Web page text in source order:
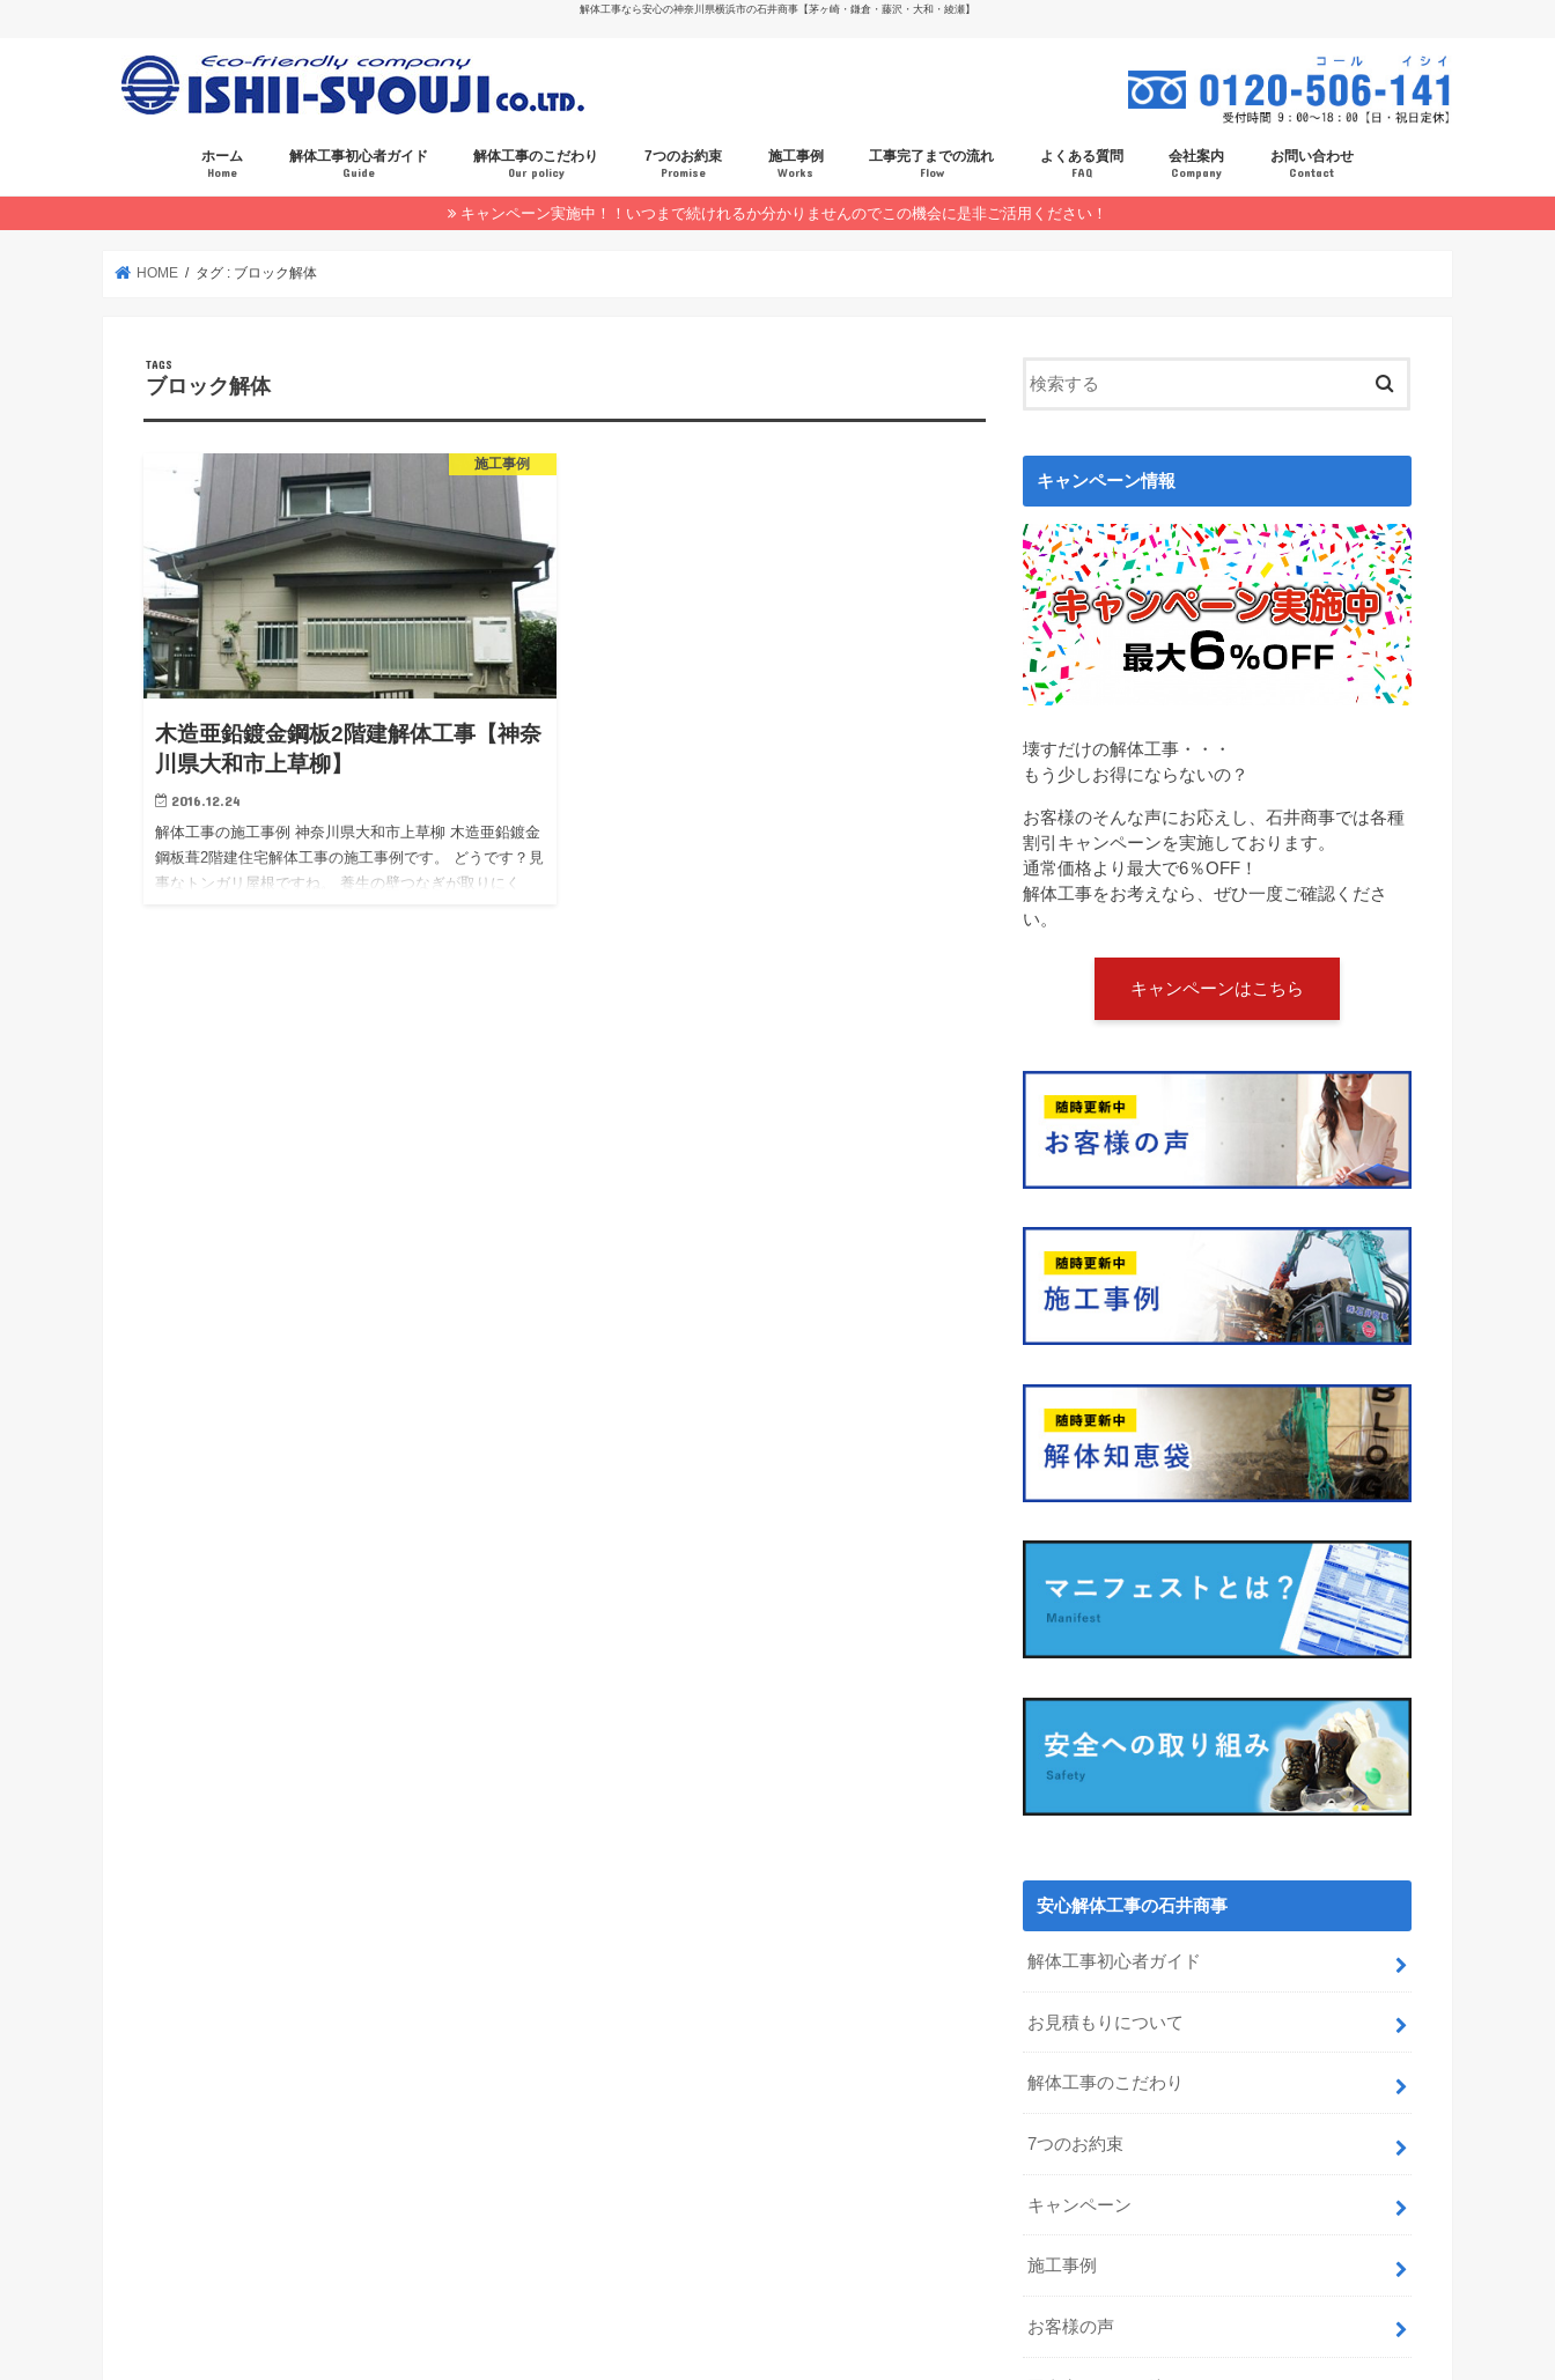
解体工事なら安心の神奈川県横浜市の石井商事【茅ヶ崎・鎌倉・藤沢・大和・綾瀬】
ホーム
Home
解体工事初心者ガイド
Guide
解体工事のこだわり
Our policy
7つのお約束
Promise
施工事例
Works
お客様の声
キャンペーン
工事完了までの流れ
Flow
よくある質問
FAQ
会社案内
Company
お問い合わせ
Contact
キャンペーン実施中！！いつまで続けれるか分かりませんのでこの機会に是非ご活用ください！
HOME タグ : ブロック解体
ブロック解体
施工事例
木造亜鉛鍍金鋼板2階建解体工事【神奈
川県大和市上草柳】
2016.12.24
解体工事の施工事例 神奈川県大和市上草柳 木造亜鉛鍍金
鋼板葺2階建住宅解体工事の施工事例です。 どうです？見
事なトンガリ屋根ですね。 養生の壁つなぎが取りにく
キャンペーン情報
壊すだけの解体工事・・・
もう少しお得にならないの？
お客様のそんな声にお応えし、石井商事では各種
割引キャンペーンを実施しております。
通常価格より最大で6％OFF！
解体工事をお考えなら、ぜひ一度ご確認くださ
い。
キャンペーンはこちら
安心解体工事の石井商事
解体工事初心者ガイド
お見積もりについて
解体工事のこだわり
7つのお約束
キャンペーン
施工事例
お客様の声